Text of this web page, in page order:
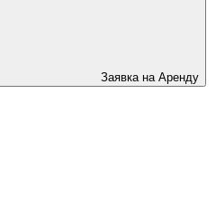
Заявка на Аренду